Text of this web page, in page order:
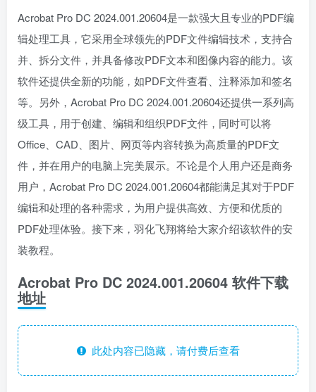
Acrobat Pro DC 2024.001.20604是一款强大且专业的PDF编
辑处理工具，它采用全球领先的PDF文件编辑技术，支持合
并、拆分文件，并具备修改PDF文本和图像内容的能力。该
软件还提供全新的功能，如PDF文件查看、注释添加和签名
等。另外，Acrobat Pro DC 2024.001.20604还提供一系列高
级工具，用于创建、编辑和组织PDF文件，同时可以将
Office、CAD、图片、网页等内容转换为高质量的PDF文
件，并在用户的电脑上完美展示。不论是个人用户还是商务
用户，Acrobat Pro DC 2024.001.20604都能满足其对于PDF
编辑和处理的各种需求，为用户提供高效、方便和优质的
PDF处理体验。接下来，羽化飞翔将给大家介绍该软件的安
装教程。
Acrobat Pro DC 2024.001.20604 软件下载
地址
此处内容已隐藏，请付费后查看